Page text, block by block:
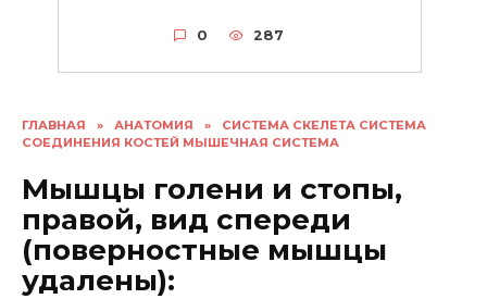
ГЛАВНАЯ » АНАТОМИЯ »
СИСТЕМА СКЕЛЕТА СИСТЕМА
СОЕДИНЕНИЯ КОСТЕЙ МЫШЕЧНАЯ СИСТЕМА
Мышцы голени и стопы,
правой, вид спереди
(поверностные мышцы
удалены):
0 287